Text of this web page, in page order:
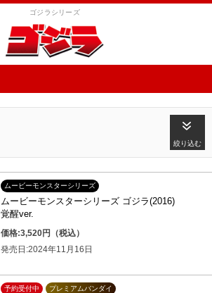
ゴジラシリーズ
絞り込む
ムービーモンスターシリーズ
ムービーモンスターシリーズ ゴジラ(2016)
覚醒ver.
価格:3,520円（税込）
発売日:2024年11月16日
予約受付中
プレミアムバンダイ